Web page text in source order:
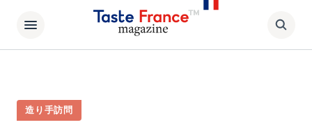
造り手訪問